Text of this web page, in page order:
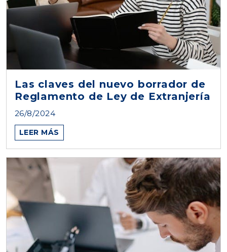
Las claves del nuevo borrador de
Reglamento de Ley de Extranjería
26/8/2024
LEER MÁS